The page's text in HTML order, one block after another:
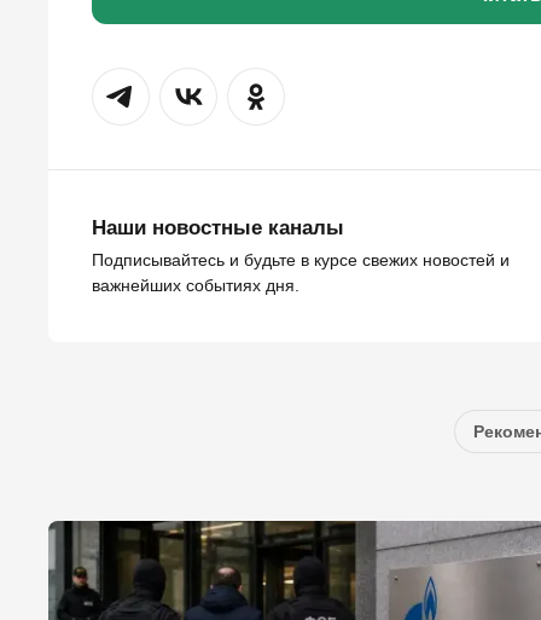
Наши новостные каналы
Подписывайтесь и будьте в курсе свежих новостей и
важнейших событиях дня.